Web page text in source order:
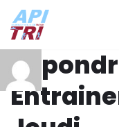
Aller
contenu